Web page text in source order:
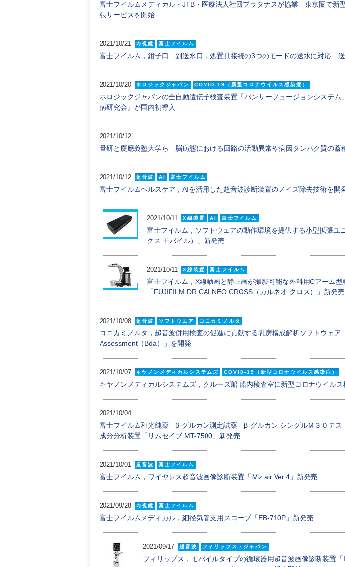
富士フイルムメディカル・JTB・医療法人社団プラタナスが協業 東京圏で新
張サービスを開始
2021/10/21 内視鏡 富士フイルム
富士フイルム，鉗子口，副送水口，処置具接続の3つのモードの送水に対応
2021/10/20 ホロジックジャパン COVID-19（新型コロナウイルス感染症）
ホロジックジャパンの全自動遺伝子検査装置「パンサーフュージョンシステム
病研究会』が国内初導入
2021/10/12
量研と慶應義塾大学ら，脳病態における回路の活動異常や病因タンパク質の蓄
2021/10/12 超音波 AI 富士フイルム
富士フイルムヘルスケア，AIを活用した超音波診断装置のノイズ除去技術を開
2021/10/11 X線装置 AI 富士フイルム
富士フイルム，ソフトウェアの動作環境を提供する小型拡張ユ
クス モバイル）」新発売
2021/10/11 X線装置 富士フイルム
富士フイルム，X線動画と静止画が撮影可能な外科用Cアーム
「FUJIFILM DR CALNEO CROSS（カルネオ クロス）」新発売
2021/10/08 超音波 ソフトウエア コニカミノルタ
コニカミノルタ，超音波併用検査の促進に貢献する乳房構成解析ソフトウェア
Assessment（Bda）」を開発
2021/10/07 キヤノンメディカルシステムズ COVID-19（新型コロナウイルス感染症）
キヤノンメディカルシステムズ，クルーズ船 船内検査室に新型コロナウイル
2021/10/04
富士フイルム和光純薬，β-グルカン測定試薬「β-グルカン シングルＭ３０テ
成分分析装置「リムセイブ MT-7500」新発売
2021/10/01 超音波 富士フイルム
富士フイルム，ワイヤレス超音波画像診断装置「iViz air Ver.4」新発売
2021/09/28 内視鏡 富士フイルム
富士フイルムメディカル，細径気管支用スコープ「EB-710P」新発売
2021/09/17 超音波 フィリップス・ジャパン
フィリップス，モバイルタイプの循環器用超音波画像診断装置